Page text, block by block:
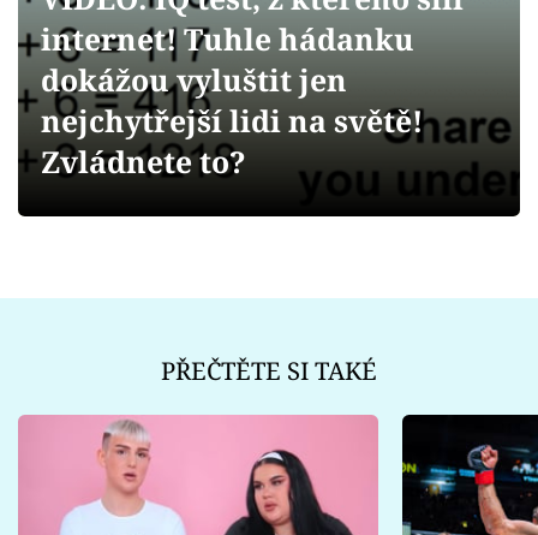
Videa
Sledujte prima+
internet! Tuhle hádanku
dokážou vyluštit jen
nejchytřejší lidi na světě!
Zvládnete to?
PŘEČTĚTE SI TAKÉ